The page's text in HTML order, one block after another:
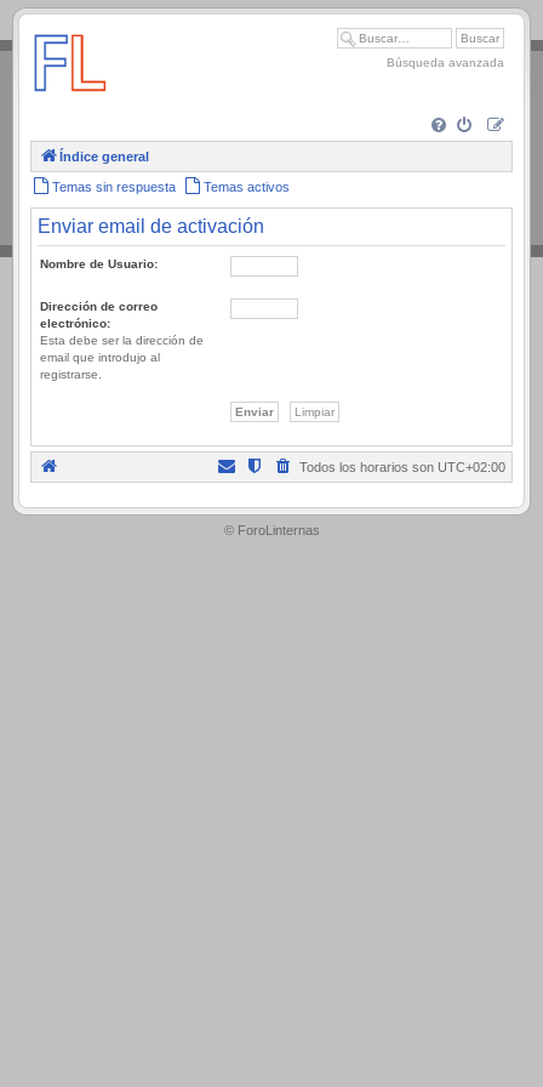
.
Búsqueda avanzada
Índice general
Temas sin respuesta Temas activos
Enviar email de activación
Nombre de Usuario:
Dirección de correo
electrónico:
Esta debe ser la dirección de
email que introdujo al
registrarse.
Todos los horarios son UTC+02:00
.
© ForoLinternas